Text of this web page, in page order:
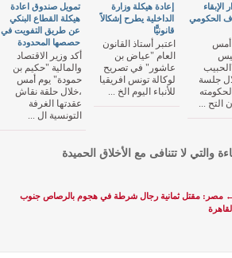
تمويل صندوق اعادة
هيكلة القطاع البنكي
عن طريق التفويت في
حصصها المحدودة
أكد وزير الاقتصاد
والمالية "حكيم بن
حمودة" يوم أمس
،خلال حلقة نقاش
عقدتها الغرفة
التونسية ال ...
إعادة هيكلة وزارة
الداخلية يطرح إشكالاً
قانونيًّا
اعتبر أستاذ القانون
العام "عياض بن
عاشور" في تصريح
لوكالة تونس افريقيا
للأنباء اليوم الخ ...
الحكومي
أمس
جلسة
التح ...
والتي لا تتنافى مع الأخلاق الحميدة
← مصر: مقتل ثمانية رجال شرطة في هجوم بالرصاص جنوب